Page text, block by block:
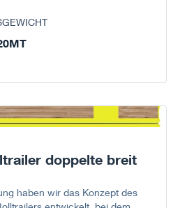
doppelte breit
haben wir das Konzept des